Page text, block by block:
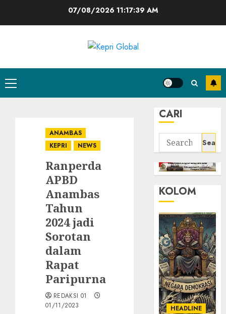
07/08/2026 11:17:39 AM
Primary
Menu
ANAMBAS
KEPRI
NEWS
Ranperda
APBD
Anambas
Tahun
2024 jadi
Sorotan
dalam
Rapat
Paripurna
REDAKSI 01
01/11/2023
CARI
Search
for:
KOLOM
HEADLINE